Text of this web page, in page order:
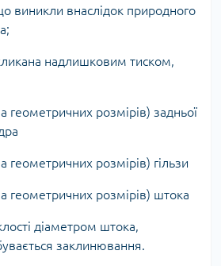
виникли внаслідок природного
надлишковим тиском,
геометричних розмірів) задньої
геометричних розмірів) гільзи
геометричних розмірів) штока
діаметром штока,
заклинювання.